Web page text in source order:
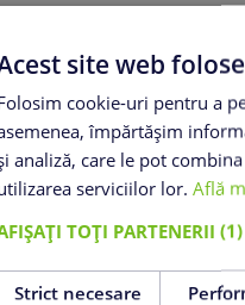
rezistenței la îngheț-
site web
cookie-uri pentru a
împărtășim
analiză, care le pot
serviciilor lor. Află
TOȚI PARTENERII
Strict necesare